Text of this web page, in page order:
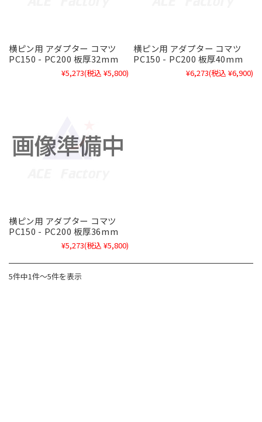
横ピン用 アダプター コマツ
PC150 - PC200 板厚32mm
¥5,273(税込 ¥5,800)
横ピン用 アダプター コマツ
PC150 - PC200 板厚40mm
¥6,273(税込 ¥6,900)
横ピン用 アダプター コマツ
PC150 - PC200 板厚36mm
¥5,273(税込 ¥5,800)
5件中1件～5件を表示